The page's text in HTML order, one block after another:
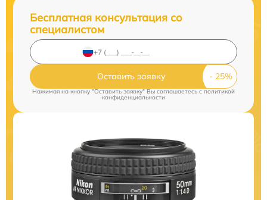
Бесплатная консультация со
специалистом
Оставить заявку
Нажимая на кнопку "Оставить заявку" Вы соглашаетесь cполитикой
конфиденциальности